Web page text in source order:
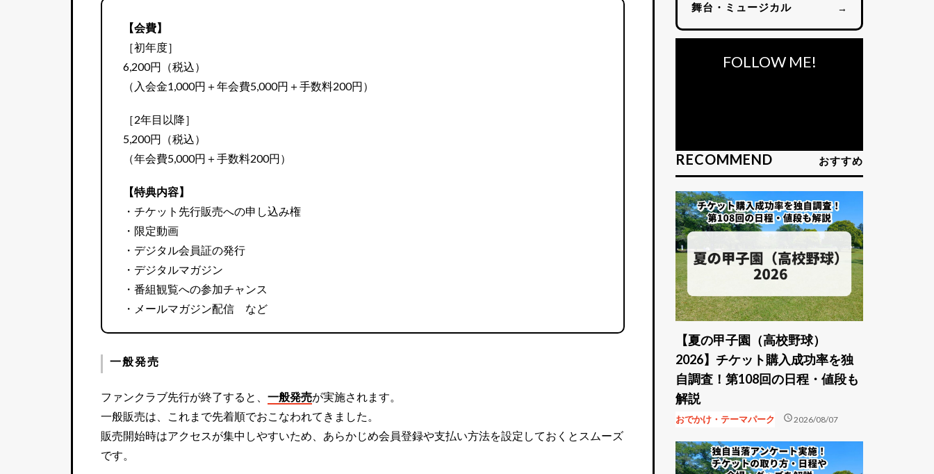
【会費】
［初年度］
6,200円（税込）
（入会金1,000円＋年会費5,000円＋手数料200円）
［2年目以降］
5,200円（税込）
（年会費5,000円＋手数料200円）
【特典内容】
・チケット先行販売への申し込み権
・限定動画
・デジタル会員証の発行
・デジタルマガジン
・番組観覧への参加チャンス
・メールマガジン配信 など
一般発売
ファンクラブ先行が終了すると、 一般発売が実施されます。
一般販売は、これまで先着順でおこなわれてきました。
販売開始時はアクセスが集中しやすいため、あらかじめ会員登録や支払い方法を設定しておくとスムーズ
です。
舞台・ミュージカル →
FOLLOW ME!
RECOMMEND おすすめ
【夏の甲子園（高校野球）
2026】チケット購入成功率を独
自調査！第108回の日程・値段も
解説
おでかけ・テーマパーク schedule2026/08/07